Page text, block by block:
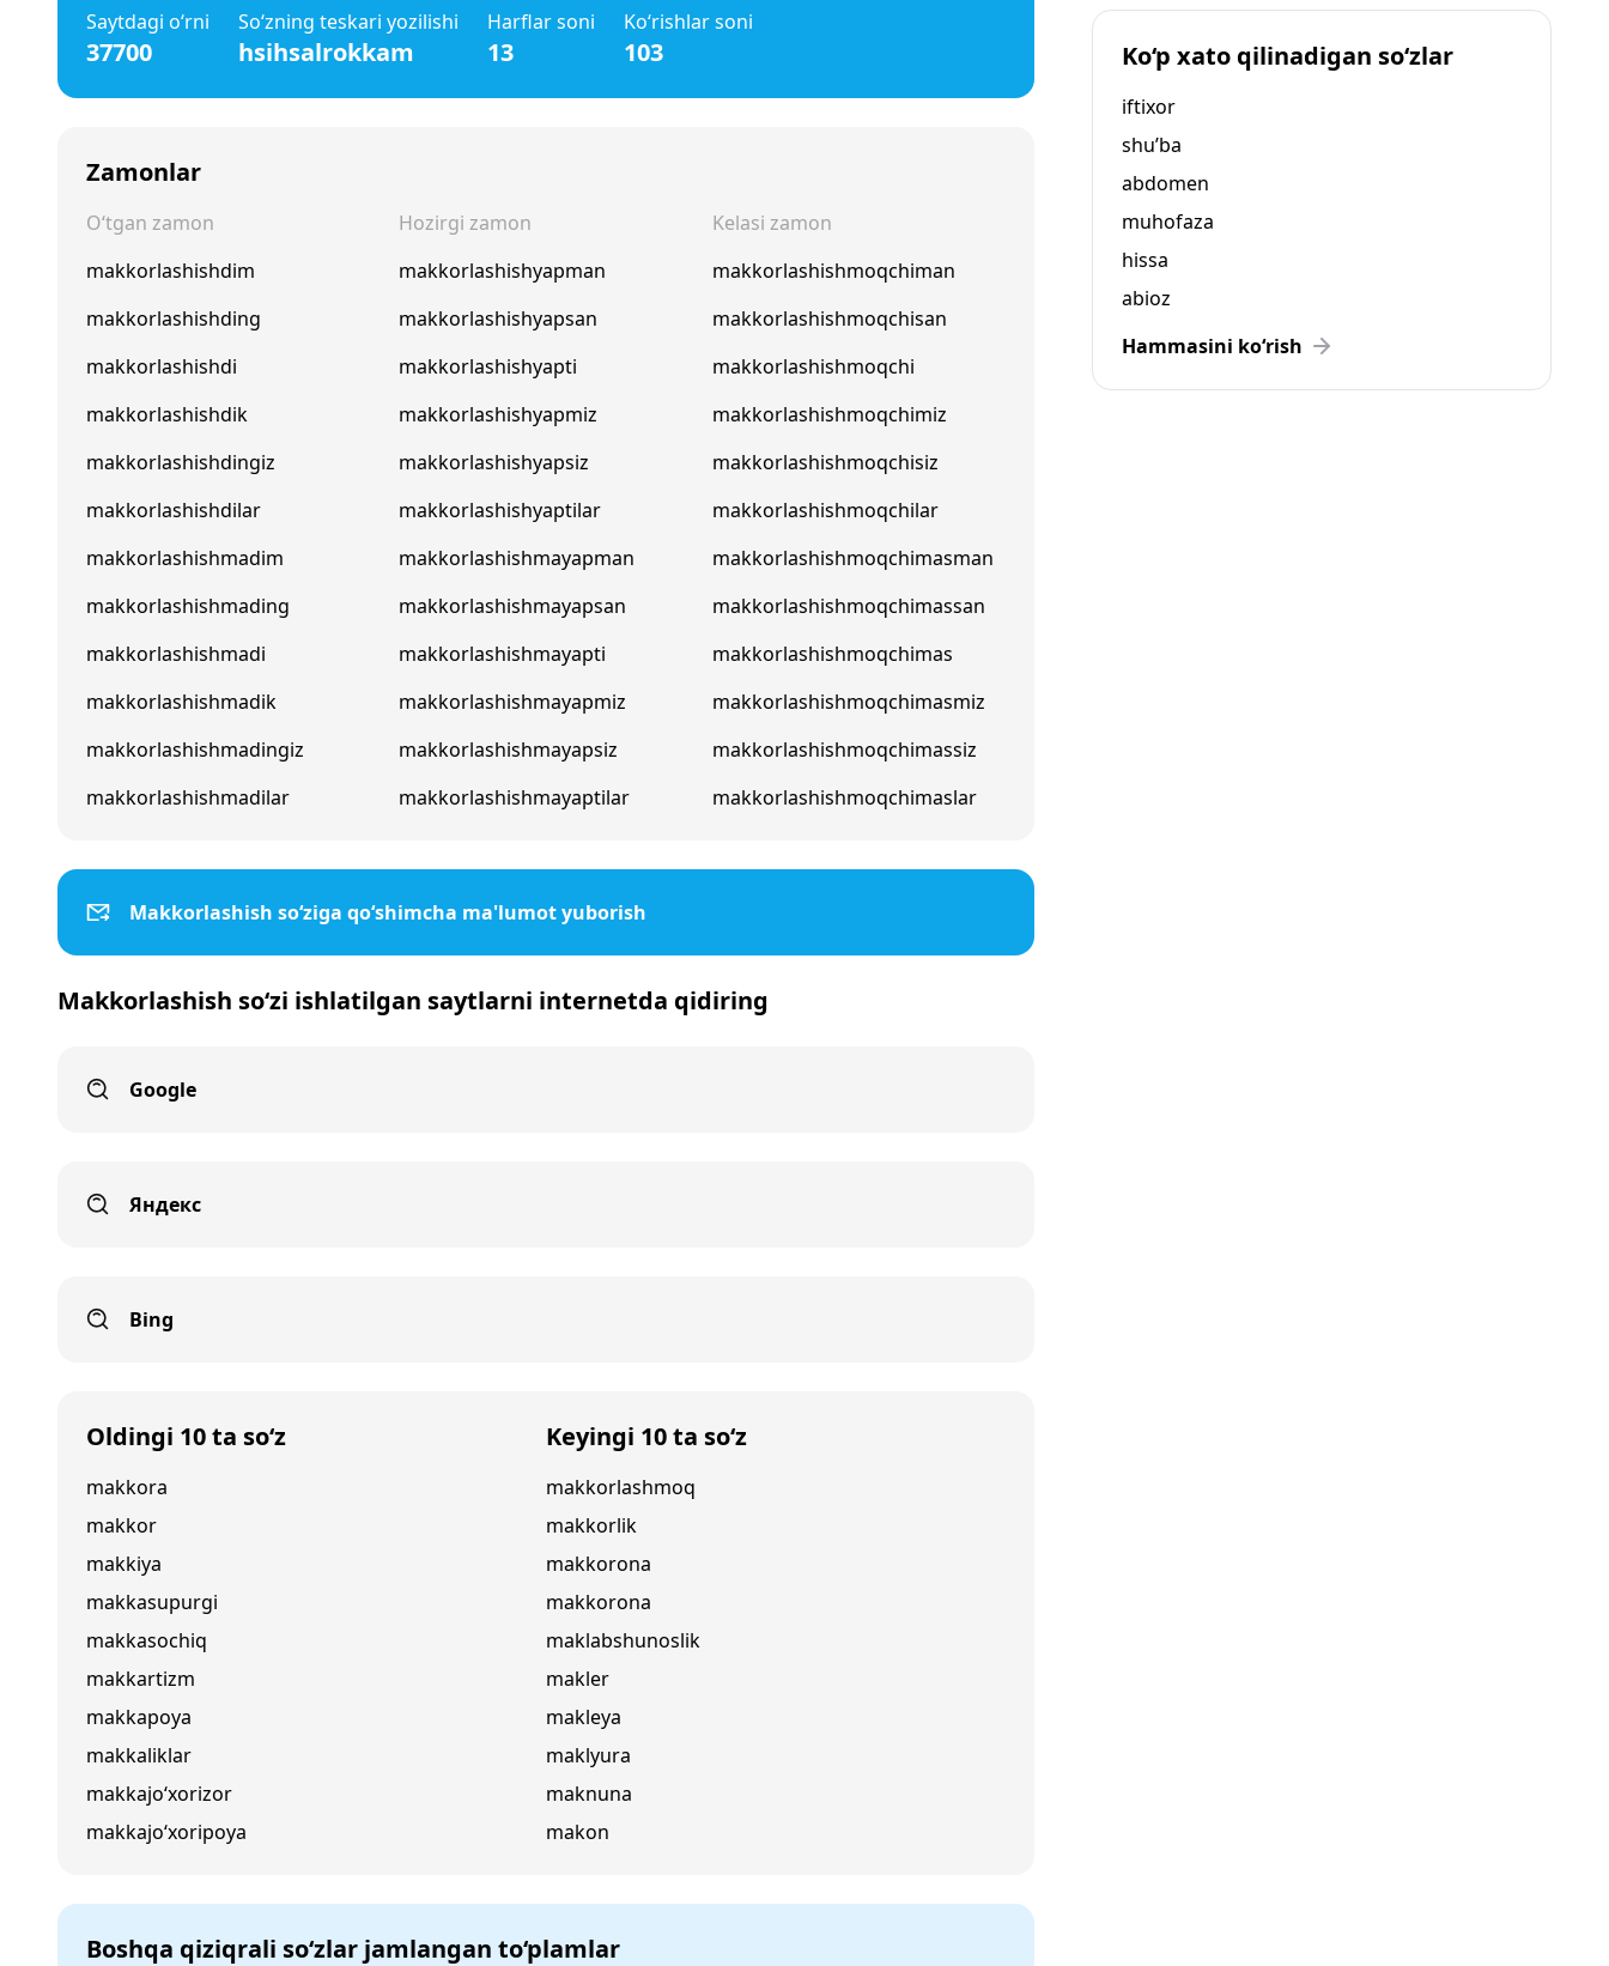
Saytdagi o‘rni
37700
So‘zning teskari yozilishi
hsihsalrokkam
Harflar soni
13
Ko‘rishlar soni
103
Zamonlar
O‘tgan zamon
makkorlashishdim
makkorlashishding
makkorlashishdi
makkorlashishdik
makkorlashishdingiz
makkorlashishdilar
makkorlashishmadim
makkorlashishmading
makkorlashishmadi
makkorlashishmadik
makkorlashishmadingiz
makkorlashishmadilar
Hozirgi zamon
makkorlashishyapman
makkorlashishyapsan
makkorlashishyapti
makkorlashishyapmiz
makkorlashishyapsiz
makkorlashishyaptilar
makkorlashishmayapman
makkorlashishmayapsan
makkorlashishmayapti
makkorlashishmayapmiz
makkorlashishmayapsiz
makkorlashishmayaptilar
Kelasi zamon
makkorlashishmoqchiman
makkorlashishmoqchisan
makkorlashishmoqchi
makkorlashishmoqchimiz
makkorlashishmoqchisiz
makkorlashishmoqchilar
makkorlashishmoqchimasman
makkorlashishmoqchimassan
makkorlashishmoqchimas
makkorlashishmoqchimasmiz
makkorlashishmoqchimassiz
makkorlashishmoqchimaslar
Makkorlashish so‘ziga qo‘shimcha ma'lumot yuborish
Makkorlashish so‘zi ishlatilgan saytlarni internetda qidiring
Google
Яндекс
Bing
Oldingi 10 ta so‘z
makkora
makkor
makkiya
makkasupurgi
makkasochiq
makkartizm
makkapoya
makkaliklar
makkajo‘xorizor
makkajo‘xoripoya
Keyingi 10 ta so‘z
makkorlashmoq
makkorlik
makkorona
makkorona
maklabshunoslik
makler
makleya
maklyura
maknuna
makon
Boshqa qiziqrali so‘zlar jamlangan to‘plamlar
Ko‘p xato qilinadigan so‘zlar
iftixor
shu’ba
abdomen
muhofaza
hissa
abioz
Hammasini ko‘rish